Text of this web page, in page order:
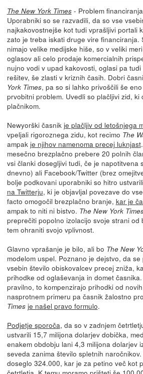
The New York Times- Problem
Uporabniki so se razvadili, da so vse
najkakovostnejše kot tudi vprašljivi portali
zato je treba iskati druge vire financiranja.
nimajo velike medijske hiše, so v veliki
oglasov ali celo prodaje komercialnih
nujno vodi v upad kakovosti, oglasi pa
rešitev, še zlasti v kriznih časih. Dobri
York Times, pa so si lahko privoščili še
prvobitni problem. Uvedli so plačljivi zid, ki
plačnikom.
Newyorški časnik je plačljiv od letošnjega
vpeljali rigoroznega zidu, kot recimo The
ampak je njihov namenoma precej luknjast
mesečno brezplačno prebere 20 polnih
vsi članki dosegljivi tudi, če je napotitvena
dnevno) ali Facebook/Twitter (brez
bolje podkovani uporabniki so hitro
na Twitterju, ki je objavljal povezave do
facto omogočil brezplačno branje, kar je
ampak to niti ni bistvo. The New York
preprečiti popolno izolacijo svoje strani od
tem ohraniti svojo vplivnost.
Glavno vprašanje je bilo, ali bo The New
modelom uspel. Poznano je dejstvo, da
vsebin število obiskovalcev precej zniža,
prihodke od oglaševanja in domet
pravilno, to kompenzirajo prihodki od
nasprotnem primeru pa časnik žalostno
Times je našel pravo formulo.
Podjetje sporoča, da so v zadnjem
ustvarili 15,7 milijona dolarjev dobička,
enakem obdobju lani 4,3 milijona dolarjev
seveda zanima število spletnih
doseglo 324.000, kar je za petino več kot